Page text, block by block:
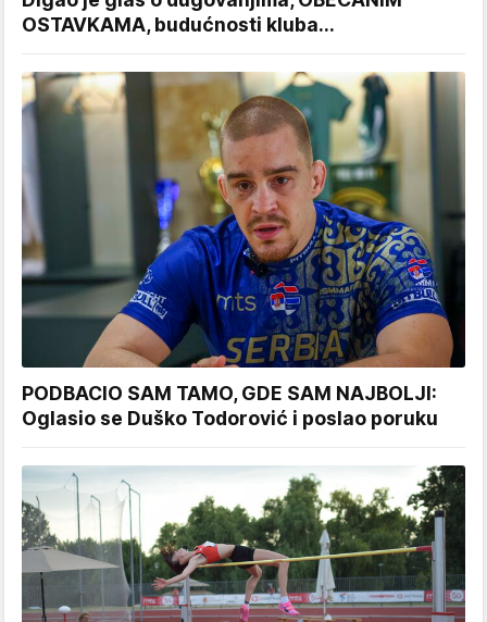
OSTAVKAMA, budućnosti kluba...
PODBACIO SAM TAMO, GDE SAM NAJBOLJI:
Oglasio se Duško Todorović i poslao poruku